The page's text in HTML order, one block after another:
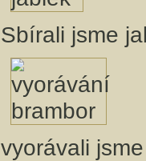
Sbírali jsme
vyorávali